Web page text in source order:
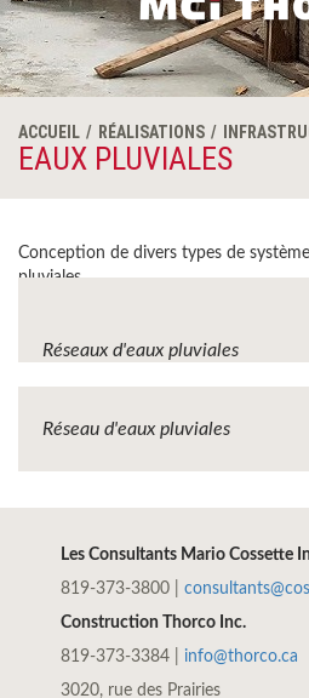
ACCUEIL RÉALISATIONS
EAUX PLUVIALES
Conception de divers types de
pluviales.
Réseaux d'eaux pluviales
Réseau d'eaux pluviales
Les Consultants Mario Cossette
819-373-3800 |
Construction Thorco Inc.
819-373-3384 | info@thorco.ca
3020, rue des Prairies